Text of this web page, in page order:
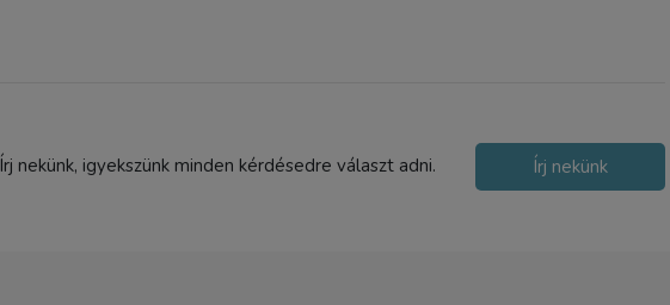
Írj nekünk, igyekszünk minden kérdésedre választ adni. Írj nekünk